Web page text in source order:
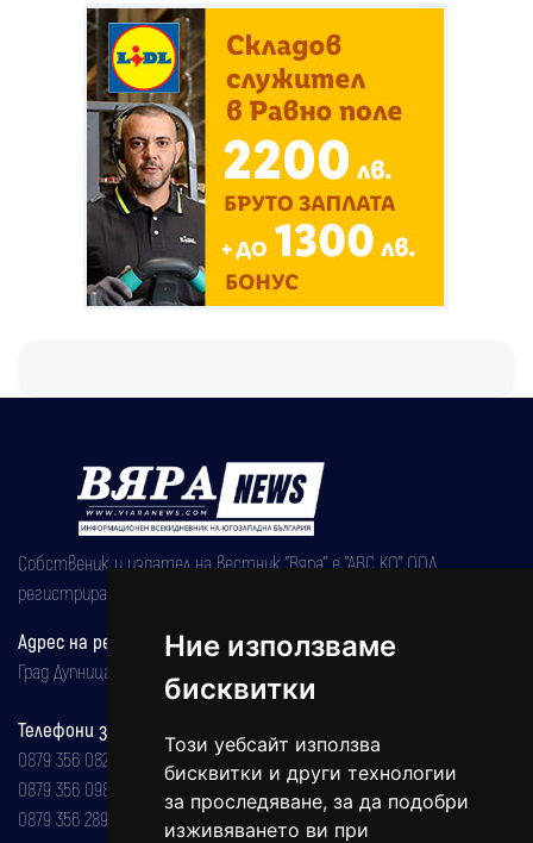
Ние използваме
бисквитки
Този уебсайт използва
бисквитки и други технологии
за проследяване, за да подобри
изживяването ви при
Собственик и издател на вестник "Вяра" е "АВС КО" ООД,
регистрирана на 08.05.2002 година.
Адрес на редакцията
Град Дупница, ул.''Христо Ботев" 43
Телефони за реклама и абонаменти
0879 356 082
0879 356 098
0879 356 289